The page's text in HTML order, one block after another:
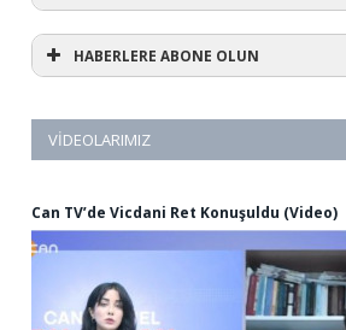
HABERLERE ABONE OLUN
VIDEOLARIMIZ
Can TV’de Vicdani Ret Konuşuldu (Video)